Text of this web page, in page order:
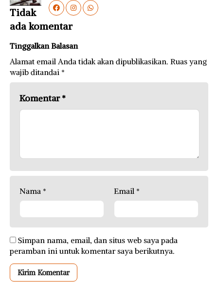
Tidak
ada komentar
Tinggalkan Balasan
Alamat email Anda tidak akan dipublikasikan. Ruas yang
wajib ditandai *
Komentar*
Nama * Email *
Simpan nama, email, dan situs web saya pada
peramban ini untuk komentar saya berikutnya.